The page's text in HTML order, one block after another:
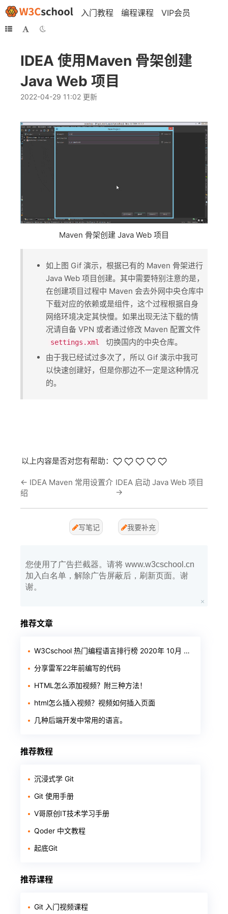
入门教程 编程课程 VIP会员
IDEA 使用Maven 骨架创建
Java Web 项目
2022-04-29 11:02 更新
Maven 骨架创建 Java Web 项目
如上图 Gif 演示，根据已有的 Maven 骨架进行
Java Web 项目创建。其中需要特别注意的是，
在创建项目过程中 Maven 会去外网中央仓库中
下载对应的依赖或是组件，这个过程根据自身
网络环境决定其快慢。如果出现无法下载的情
况请自备 VPN 或者通过修改 Maven 配置文件 ​
settings.xml
​ 切换国内的中央仓库。
由于我已经试过多次了，所以 Gif 演示中我可
以快速创建好，但是你那边不一定是这种情况
的。
以上内容是否对您有帮助：
← IDEA Maven 常用设置介
绍
IDEA 启动 Java Web 项目
→
写笔记 我要补充
您使用了广告拦截器。请将 www.w3cschool.cn
加入白名单，解除广告屏蔽后，刷新页面。谢
谢。
推荐文章
W3Cschool 热门编程语言排行榜 2020年 10月 TOP10
分享雷军22年前编写的代码
HTML怎么添加视频？附三种方法！
html怎么插入视频？视频如何插入页面
几种后端开发中常用的语言。
推荐教程
沉浸式学 Git
Git 使用手册
V哥原创IT技术学习手册
Qoder 中文教程
起底Git
推荐课程
Git 入门视频课程